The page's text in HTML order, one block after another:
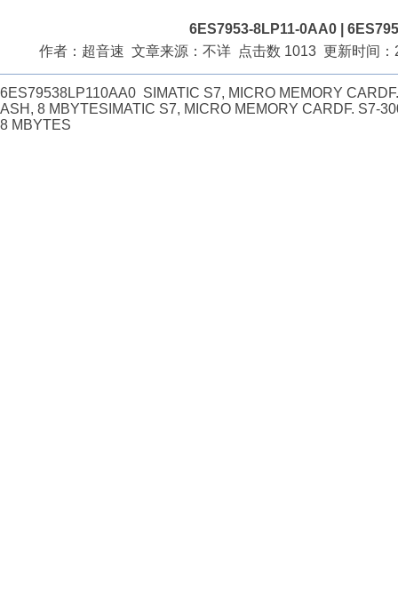
6ES7953-8LP11-0AA0 |
作者：超音速 文章来源：不详 点击数 1013 更新时间
6ES79538LP110AA0 SIMATIC S7, MICRO MEMORY
ASH, 8 MBYTESIMATIC S7, MICRO MEMORY CARDF. S7-
8 MBYTES